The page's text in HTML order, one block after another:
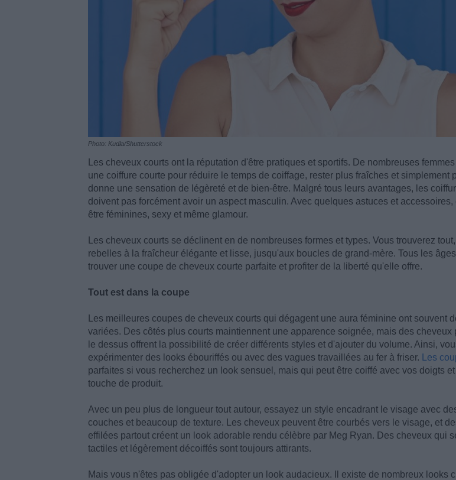
Photo: Kudla/Shutterstock
Les cheveux courts ont la réputation d'être pratiques et sportifs. De nombreuses
une coiffure courte pour réduire le temps de coiffage, rester plus fraîches et simplement
donne une sensation de légèreté et de bien-être. Malgré tous leurs avantages, les
doivent pas forcément avoir un aspect masculin. Avec quelques astuces et
être féminines, sexy et même glamour.
Les cheveux courts se déclinent en de nombreuses formes et types. Vous trouverez
rebelles à la fraîcheur élégante et lisse, jusqu'aux boucles de grand-mère. Tous les
trouver une coupe de cheveux courte parfaite et profiter de la liberté qu'elle offre.
Tout est dans la coupe
Les meilleures coupes de cheveux courts qui dégagent une aura féminine ont souvent
variées. Des côtés plus courts maintiennent une apparence soignée, mais des cheveux
le dessus offrent la possibilité de créer différents styles et d'ajouter du volume. Ainsi,
expérimenter des looks ébouriffés ou avec des vagues travaillées au fer à friser.
Les
parfaites si vous recherchez un look sensuel, mais qui peut être coiffé avec vos doigts
touche de produit.
Avec un peu plus de longueur tout autour, essayez un style encadrant le visage avec
couches et beaucoup de texture. Les cheveux peuvent être courbés vers le visage, et
effilées partout créent un look adorable rendu célèbre par Meg Ryan. Des cheveux qui
tactiles et légèrement décoiffés sont toujours attirants.
Mais vous n'êtes pas obligée d'adopter un look audacieux. Il existe de nombreux looks